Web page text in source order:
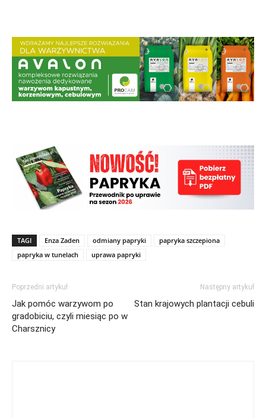
TAGI Enza Zaden odmiany papryki
papryka szczepiona
papryka w tunelach
uprawa papryki
Poprzedni artykuł
Jak pomóc warzywom po
gradobiciu, czyli miesiąc po w
Charsznicy
Następny artykuł
Stan krajowych plantacji cebuli